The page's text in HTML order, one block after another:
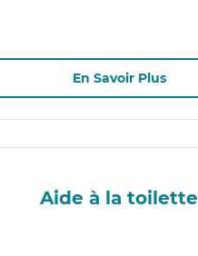
En Savoir Plus
Aide à la toilette